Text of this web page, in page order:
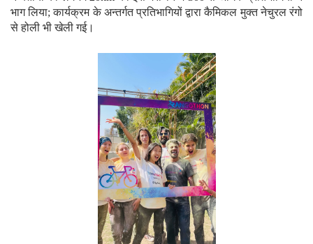
भाग लिया; कार्यक्रम के अन्तर्गत प्रतिभागियों द्वारा कैमिकल मुक्त नेचुरल रंगो
से होली भी खेली गई।